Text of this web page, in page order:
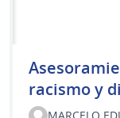
racismo y